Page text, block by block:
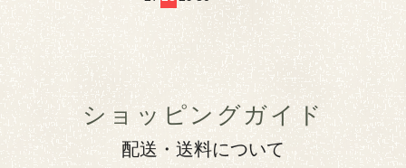
ショッピングガイド
配送・送料について